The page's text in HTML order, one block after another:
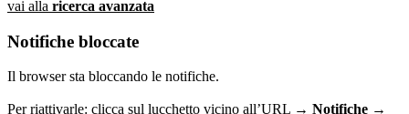
vai alla ricerca avanzata
Notifiche bloccate
Il browser sta bloccando le notifiche.
Per riattivarle: clicca sul lucchetto vicino all’URL → Notifiche →